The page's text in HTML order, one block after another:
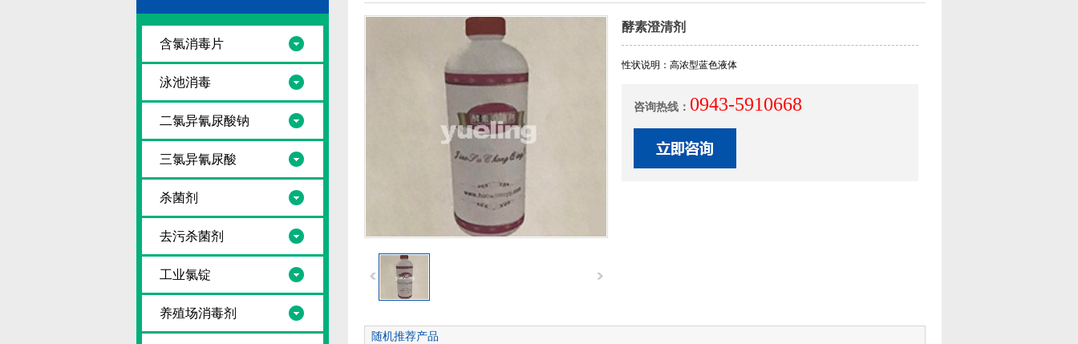
含氯消毒片
泳池消毒
二氯异氰尿酸钠
三氯异氰尿酸
杀菌剂
去污杀菌剂
工业氯锭
养殖场消毒剂
酵素澄清剂
性状说明：高浓型蓝色液体
咨询热线： 0943-5910668
随机推荐产品